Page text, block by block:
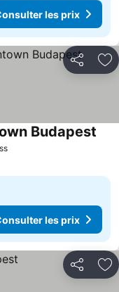
les prix
Partager
Consulter les prix
Budapest
les prix
Partager